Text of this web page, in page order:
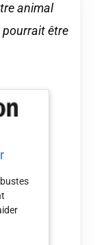
animal
être
de
et les